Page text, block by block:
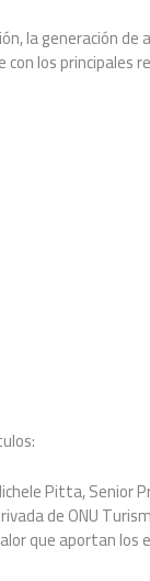
la generación de
los principales
Pitta, Senior
de ONU
que aportan